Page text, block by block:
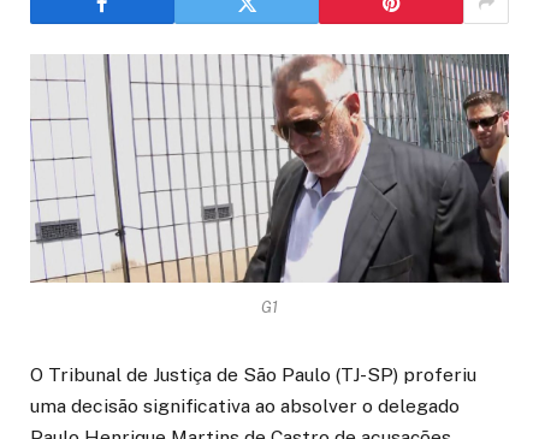
G1
O Tribunal de Justiça de São Paulo (TJ-SP) proferiu
uma decisão significativa ao absolver o delegado